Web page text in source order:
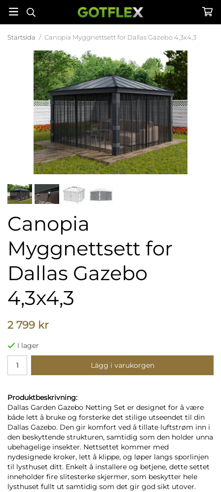
Startsida / Canopia Myggnettsett for Dallas Gazebo 4,3x4,3
Canopia
Myggnettsett for
Dallas Gazebo
4,3x4,3
2 799 kr
I lager
Lägg i varukorgen
Produktbeskrivning:
Dallas Garden Gazebo Netting Set er designet for å være
både lett å bruke og forsterke det stilige utseendet til din
Dallas Gazebo. Den gir komfort ved å tillate luftstrøm inn i
den beskyttende strukturen, samtidig som den holder unna
ubehagelige insekter. Nettsettet kommer med
nydesignede kroker, lett å klippe, og løper langs sporlinjen
til lysthuset ditt. Enkelt å installere og betjene, dette settet
inneholder fire slitesterke skjermer, som beskytter hele
lysthuset fullt ut samtidig som det gir god sikt utover.